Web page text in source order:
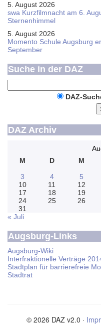
5. August 2026
swa Kurz­film­nacht am 6.
Sternen­himmel
5. August 2026
Momento Schule Augsburg
September
Suche in der DAZ
DAZ-
DAZ Archiv
M
D M
3
4 5
10
11 12
17
18 19
24
25 26
31
« Juli
Augsburg-Links
Augsburg-Wiki
Interfraktionelle Verträge
Stadtplan für barrierefreie
Stadtrat
© 2026 DAZ v2.0 ·